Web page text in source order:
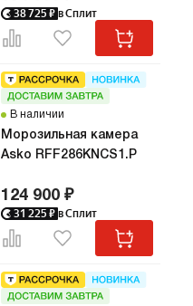
38 725 ₽ в Сплит
В наличии
Морозильная камера
Asko RFF286KNCS1.P
124 900 ₽
31 225 ₽ в Сплит